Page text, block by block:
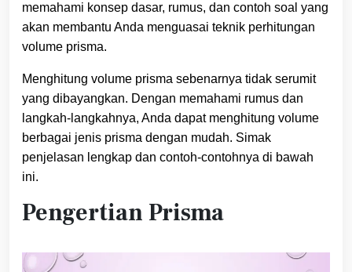
memahami konsep dasar, rumus, dan contoh soal yang
akan membantu Anda menguasai teknik perhitungan
volume prisma.
Menghitung volume prisma sebenarnya tidak serumit
yang dibayangkan. Dengan memahami rumus dan
langkah-langkahnya, Anda dapat menghitung volume
berbagai jenis prisma dengan mudah. Simak
penjelasan lengkap dan contoh-contohnya di bawah
ini.
Pengertian Prisma